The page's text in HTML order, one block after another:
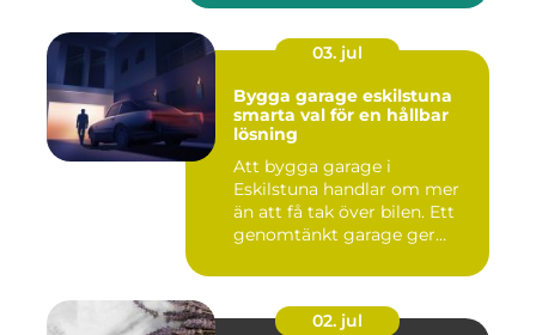
03. jul
Bygga garage eskilstuna
smarta val för en hållbar
lösning
Att bygga garage i
Eskilstuna handlar om mer
än att få tak över bilen. Ett
genomtänkt garage ger
02. jul